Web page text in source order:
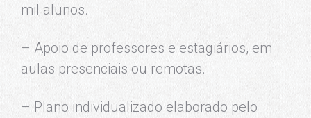
mil alunos.
– Apoio de professores e estagiários, em
aulas presenciais ou remotas.
– Plano individualizado elaborado pelo